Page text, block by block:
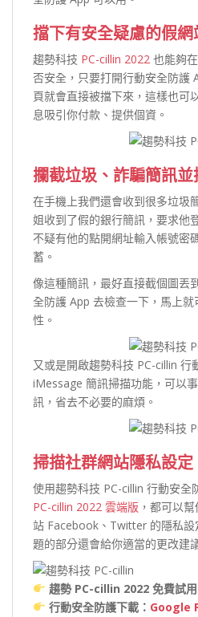
擋下有安全疑慮的假網
趨勢科技 PC-cillin 2022 也能夠
否安全，只要打開行動安全防護
頁就會直接被擋下來，這樣也可
息吸引你付款、提供個資。
攔截垃圾、詐騙簡訊並
在手機上我們還會收到很多垃圾
姐收到了假的銀行簡訊，要求他
不疑有他的點開網址輸入帳號密
蓄。
像這種簡訊，最好直接截個圖丟
全防護 App 去檢查一下，馬上
性。
又或是開啟趨勢科技 PC-cillin 行
iMessage 簡訊掃描功能，可以
訊，省去不必要的麻煩。
掃描社群網站隱私設定
使用趨勢科技 PC-cillin 行動安全
PC-cillin 2022 雲端版 ，都可以
站 Facebook、Twitter 的隱私設
題的部分還會給你適當的更改建
趨勢 PC-cillin 2022 免費試
行動安全防護下載： Google